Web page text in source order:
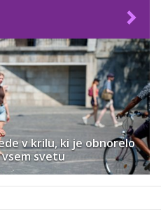
v krilu, ki je obnorelo
svetu